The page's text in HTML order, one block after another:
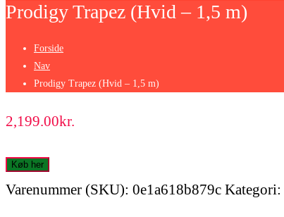
Prodigy Trapez (Hvid – 1,5 m)
Forside
Nav
Prodigy Trapez (Hvid – 1,5 m)
2,199.00kr.
Køb her
Varenummer (SKU): 0e1a618b879c Kategori: